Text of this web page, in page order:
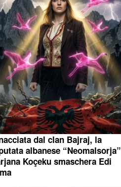
dal clan Bajraj, la
albanese “Neomalsorja”
Koçeku smaschera Edi